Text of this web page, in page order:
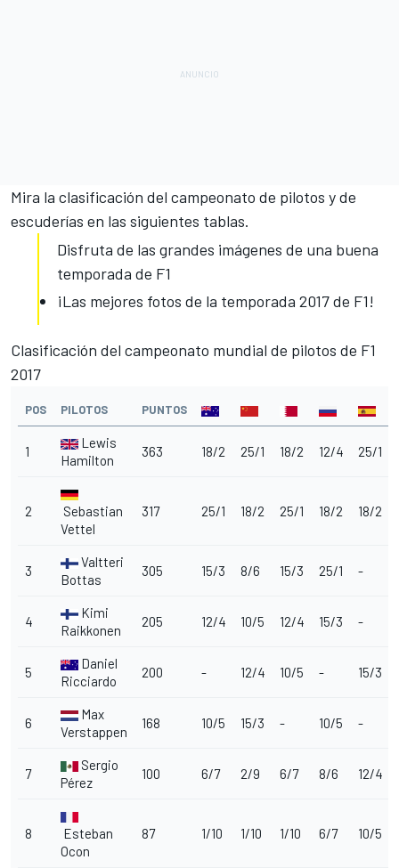
Mira la clasificación del campeonato de pilotos y de
escuderías en las siguientes tablas.
Disfruta de las grandes imágenes de una buena
temporada de F1
¡Las mejores fotos de la temporada 2017 de F1!
Clasificación del campeonato mundial de pilotos de F1
2017
POS PILOTOS PUNTOS
1
Lewis
Hamilton
363 18/2 25/1 18/2 12/4 25/1
2
Sebastian
Vettel
317 25/1 18/2 25/1 18/2 18/2
3
Valtteri
Bottas
305 15/3 8/6 15/3 25/1 -
4
Kimi
Raikkonen
205 12/4 10/5 12/4 15/3 -
5
Daniel
Ricciardo
200 - 12/4 10/5 - 15/3
6
Max
Verstappen
168 10/5 15/3 - 10/5 -
7
Sergio
Pérez
100 6/7 2/9 6/7 8/6 12/4
8
Esteban
Ocon
87 1/10 1/10 1/10 6/7 10/5